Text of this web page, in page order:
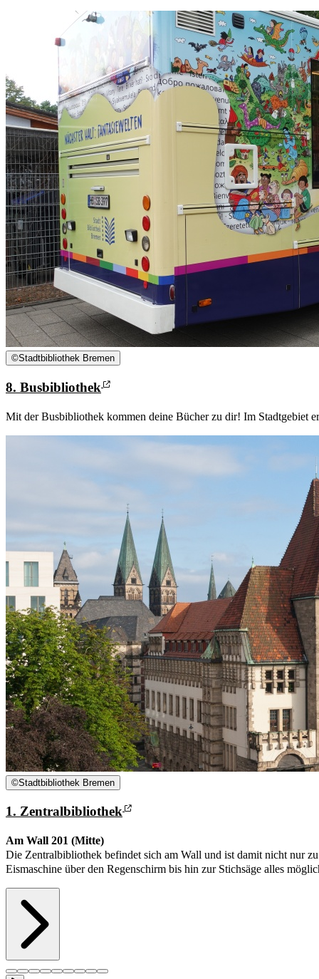
©Stadtbibliothek Bremen
8. Busbibliothek
Mit der Busbibliothek kommen deine Bücher zu dir! Im Stadtgebiet
©Stadtbibliothek Bremen
1. Zentralbibliothek
Am Wall 201 (Mitte)
Die Zentralbibliothek befindet sich am Wall und ist damit nicht nur
Eismaschine über den Regenschirm bis hin zur Stichsäge alles